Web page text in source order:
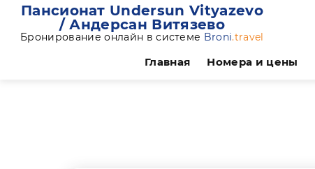
Пансионат Undersun Vityazevo
/ Андерсан Витязево
Бронирование онлайн в системе Broni.travel
Главная Номера и цены